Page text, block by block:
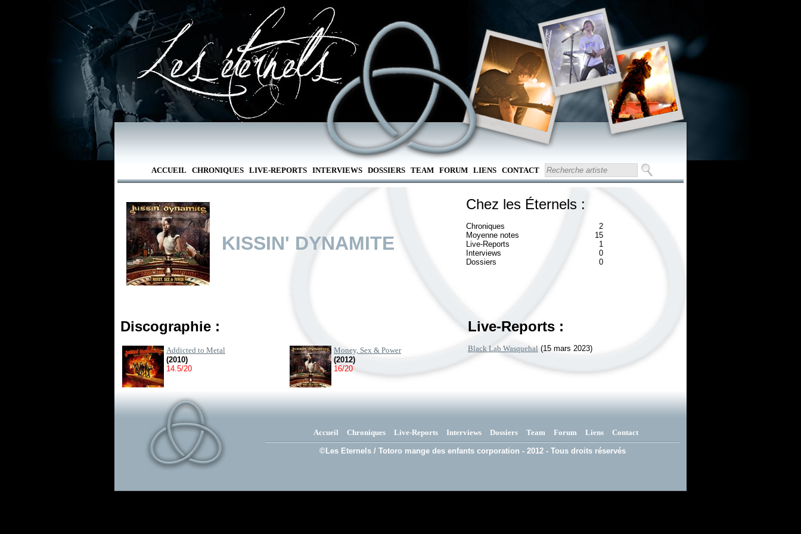
ACCUEIL CHRONIQUES LIVE-REPORTS INTERVIEWS DOSSIERS TEAM FORUM LIENS CONTACT
KISSIN' DYNAMITE
Chez les Éternels :
Chroniques
2
Moyenne notes
15
Live-Reports
1
Interviews
0
Dossiers
0
Discographie :
Addicted to Metal
(2010)
14.5/20
Money, Sex & Power
(2012)
16/20
Live-Reports :
Black Lab Wasquehal(15 mars 2023)
Accueil Chroniques Live-Reports Interviews Dossiers Team Forum Liens Contact
©Les Eternels / Totoro mange des enfants corporation - 2012 - Tous droits réservés